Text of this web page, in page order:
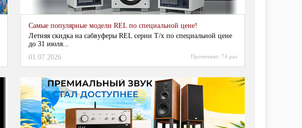
Самые популярные модели REL по специальной цене!
Летняя скидка на сабвуферы REL серии T/x по специальной цене
до 31 июля...
01.07.2026
Прочитано: 74 раз